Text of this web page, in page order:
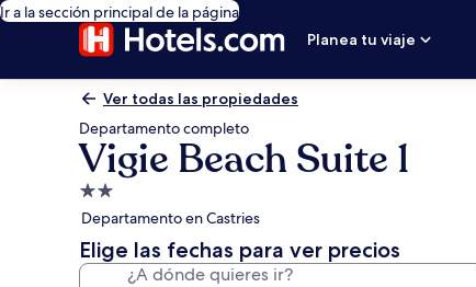
Ir a la sección principal de la página
Planea tu viaje
Ver todas las propiedades
Departamento completo
Vigie Beach Suite 1
Propiedad
de
2.0
estrellas
Departamento en Castries
Elige las fechas para ver precios
¿A dónde quieres ir?